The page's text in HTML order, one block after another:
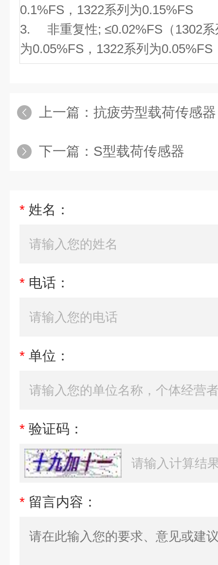
0.1%FS，1322系列为0.15%FS
3. 非重复性; ≤0.02%FS（1302系
为0.05%FS，1322系列为0.05%FS
上一篇： 抗疲劳型载荷传感器
下一篇： S型载荷传感器
* 姓名：
* 电话：
* 单位：
* 验证码：
* 留言内容：